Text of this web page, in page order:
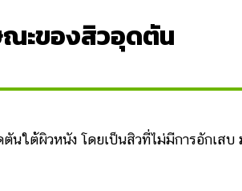
ะของสิวอุดตัน
ผิวหนัง โดยเป็นสิวที่ไม่มีการอักเสบ